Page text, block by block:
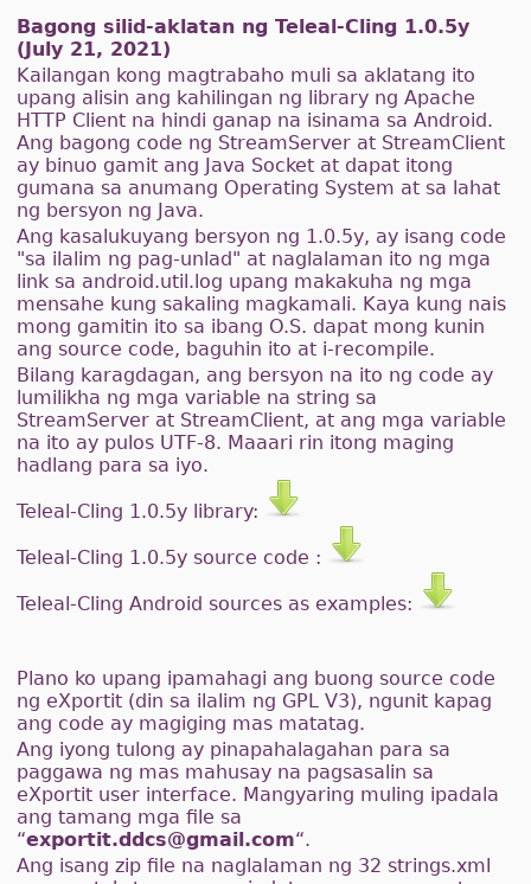
Bagong silid-aklatan ng Teleal-Cling 1.0.5y
(July 21, 2021)
Kailangan kong magtrabaho muli sa aklatang ito
upang alisin ang kahilingan ng library ng Apache
HTTP Client na hindi ganap na isinama sa Android.
Ang bagong code ng StreamServer at StreamClient
ay binuo gamit ang Java Socket at dapat itong
gumana sa anumang Operating System at sa lahat
ng bersyon ng Java.
Ang kasalukuyang bersyon ng 1.0.5y, ay isang code
"sa ilalim ng pag-unlad" at naglalaman ito ng mga
link sa android.util.log upang makakuha ng mga
mensahe kung sakaling magkamali. Kaya kung nais
mong gamitin ito sa ibang O.S. dapat mong kunin
ang source code, baguhin ito at i-recompile.
Bilang karagdagan, ang bersyon na ito ng code ay
lumilikha ng mga variable na string sa
StreamServer at StreamClient, at ang mga variable
na ito ay pulos UTF-8. Maaari rin itong maging
hadlang para sa iyo.
Teleal-Cling 1.0.5y library:
Teleal-Cling 1.0.5y source code :
Teleal-Cling Android sources as examples:
Plano ko upang ipamahagi ang buong source code
ng eXportit (din sa ilalim ng GPL V3), ngunit kapag
ang code ay magiging mas matatag.
Ang iyong tulong ay pinapahalagahan para sa
paggawa ng mas mahusay na pagsasalin sa
eXportit user interface. Mangyaring muling ipadala
ang tamang mga file sa
“exportit.ddcs@gmail.com“.
Ang isang zip file na naglalaman ng 32 strings.xml